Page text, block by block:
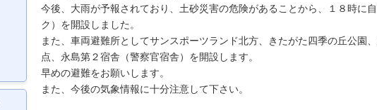
今後、大雨が予報されており、土砂災害の危険があることから、１８時に
ク）を開設しました。
また、車両避難所としてサンスポーツランド北方、きたがた四季の丘公園
点、永島第２宿舎（警察官宿舎）を開設します。
早めの避難をお願いします。
また、今後の気象情報に十分注意して下さい。